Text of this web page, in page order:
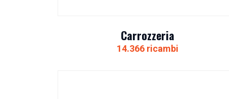
Carrozzeria
14.366 ricambi